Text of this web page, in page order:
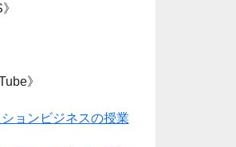
》
ョンビジネスの授業